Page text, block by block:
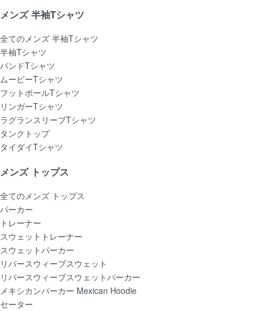
メンズ 半袖Tシャツ
全てのメンズ 半袖Tシャツ
半袖Tシャツ
バンドTシャツ
ムービーTシャツ
フットボールTシャツ
リンガーTシャツ
ラグランスリーブTシャツ
タンクトップ
タイダイTシャツ
メンズ トップス
全てのメンズ トップス
パーカー
トレーナー
スウェットトレーナー
スウェットパーカー
リバースウィーブスウェット
リバースウィーブスウェットパーカー
メキシカンパーカー Mexican Hoodie
セーター